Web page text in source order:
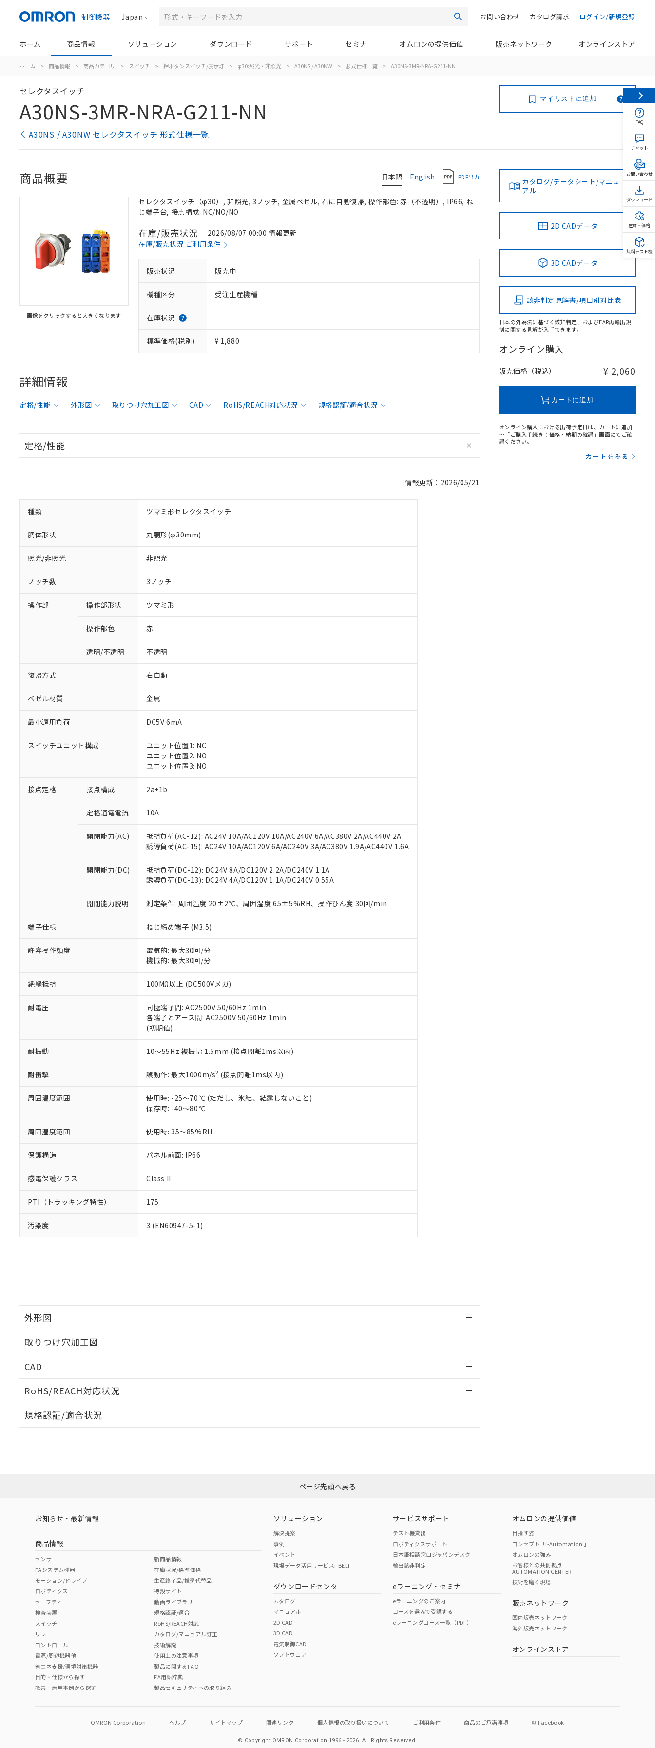
制御機器 Japan 検索 ログイン/新規登録
カタログ請求
お問い合わせ
ホーム 商品情報 ソリューション ダウンロード サポート セミナ オムロンの提供価値 販売ネットワーク オンラインストア
ホーム > 商品情報 > 商品カテゴリ > スイッチ > 押ボタンスイッチ/表示灯 > φ30:照光・非照光 > A30NS / A30NW > 形式仕様一覧 > A30NS-3MR-NRA-G211-NN
セレクタスイッチ
A30NS-3MR-NRA-G211-NN
A30NS / A30NW セレクタスイッチ 形式仕様一覧
マイリストに追加
日本語 English PDF出力
商品概要
画像をクリックすると大きくなります
セレクタスイッチ（φ30）, 非照光, 3ノッチ, 金属ベゼル, 右に自動復帰, 操作部色: 赤（不透明）, IP66, ね
じ端子台, 接点構成: NC/NO/NO
在庫/販売状況
2026/08/07 00:00 情報更新
在庫/販売状況 ご利用条件
販売状況 販売中
機種区分 受注生産機種
在庫状況
標準価格(税別) ¥ 1,880
詳細情報
定格/性能 外形図 取りつけ穴加工図 CAD RoHS/REACH対応状況 規格認証/適合状況
定格/性能
情報更新：2026/05/21
種類 ツマミ形セレクタスイッチ
胴体形状 丸胴形(φ30mm)
照光/非照光 非照光
ノッチ数 3ノッチ
操作部 操作部形状 ツマミ形
操作部色 赤
透明/不透明 不透明
復帰方式 右自動
ベゼル材質 金属
最小適用負荷 DC5V 6mA
スイッチユニット構成
ユニット位置1: NC
ユニット位置2: NO
ユニット位置3: NO
接点定格 接点構成 2a+1b
定格通電電流 10A
開閉能力(AC)
抵抗負荷(AC-12): AC24V 10A/AC120V 10A/AC240V 6A/AC380V 2A/AC440V 2A
誘導負荷(AC-15): AC24V 10A/AC120V 6A/AC240V 3A/AC380V 1.9A/AC440V 1.6A
開閉能力(DC)
抵抗負荷(DC-12): DC24V 8A/DC120V 2.2A/DC240V 1.1A
誘導負荷(DC-13): DC24V 4A/DC120V 1.1A/DC240V 0.55A
開閉能力説明 測定条件: 周囲温度 20±2℃、周囲湿度 65±5%RH、操作ひん度 30回/min
端子仕様 ねじ締め端子 (M3.5)
許容操作頻度
電気的: 最大30回/分
機械的: 最大30回/分
絶縁抵抗 100MΩ以上 (DC500Vメガ)
耐電圧
同極端子間: AC2500V 50/60Hz 1min
各端子とアース間: AC2500V 50/60Hz 1min
(初期値)
耐振動 10～55Hz 複振幅 1.5mm (接点開離1ms以内)
耐衝撃 誤動作: 最大1000m/s2 (接点開離1ms以内)
周囲温度範囲
使用時: -25～70℃ (ただし、氷結、結露しないこと)
保存時: -40～80℃
周囲湿度範囲 使用時: 35～85%RH
保護構造 パネル前面: IP66
感電保護クラス Class II
PTI（トラッキング特性） 175
汚染度 3 (EN60947-5-1)
外形図
取りつけ穴加工図
CAD
RoHS/REACH対応状況
EU RoHS 注意事項・凡例
ダウンロードはこちら
中国 RoHS 注意事項・凡例
中国 RoHS表
Pb Hg Cr(VI)
O O
"対応済み"や非含有の記載がされた商品であっても、流通在庫等で未対応品が混在する可能性があります。
非含有品が必要な際は、弊社営業部門もしくは販売店へお問い合わせください。
規格認証/適合状況
カタログ/データシート/マニュ
アル
2D CADデータ
3D CADデータ
該非判定見解書/項目別対比表
日本の外為法に基づく該非判定、およびEAR再輸出規
制に関する見解が入手できます。
オンライン購入
販売価格（税込） ¥ 2,060
カートに追加
オンライン購入における出荷予定日は、カートに追加
～「ご購入手続き：価格・納期の確認」画面にてご確
認ください。
カートをみる
ご利用条件
以下の条件をお読みいただき、同意のうえご利用ください。
本サービスは、当社制御機器事業取扱商品の当社在庫状況および標準価格(税抜)を提供させていただ
くものです。
当社制御機器事業取扱商品の中には、本サービスの対象外となる商品もあることをご了承ください。
のであり、閲覧された時点での実際の在庫および標準価格とは異なる場合があることをご了承くださ
い。
正式な納期状況および標準価格はお客様のお取引先、またはお客様担当のオムロン制御機器販売店・
当社販売員にご相談ください。
オムロン制御機器販売店や当社販売拠点は「販売ネットワーク
」をご確認ください。
在庫状況および標準価格結果を当社の事前の承諾なく第三者に漏洩または開示しないようお願いしま
マイパーツ機能（部品リスト作成サービス）をご利用いただくには、I-Webメンバーズにご登録され
ている必要があります。
お客様が当ウェブサイト上で当社にご登録された部品リストについて、当社および当社の共同利用者
さい。
※当社の共同利用者とは、"個人情報の共同利用に関して"
の「1.共同利用者の範囲」に記載されて
いる法人を指します。
※1 対応状況
対応済み：EU RoHS指令（10物質）の非含有に対応した製品が提供可能な商品です。
対応予定：EU RoHS指令（10物質）の非含有に対応した製品に切り替える予定のある商品です。
対応予定なし：EU RoHS指令（10物質）の非含有に非対応の商品で、対応品を出す予定はありません。
非該当品：ライセンス料など無形物で、有害物質有無と関係のない商品です。
仕入先様の事情により、非含有部品としていたものが、含有品と判明した場合などやむを得ず変更すること
があります。
*EU RoHS指令（10物質）：
鉛(Pb) 1000ppm以下、 水銀(Hg) 1000ppm以下、 カドミウム(Cd) 100ppm以下、
六価クロム(Cr(Ⅵ)) 1000ppm以下、ポリ臭化ビフェニル類(PBB) 1000ppm以下、ポリ臭化ジフェニルエーテル類(PBDE) 1000ppm以下、
但し、RoHS指令で産業用監視および制御機器に対する適用除外項目は除く。
フタル酸エステル類の４物質については閾値を超える意図的な使用がないことを確認しています。
※2 対応予定月
部品在庫の切り替え状況などにより、予定月が前後することがあります。
※3 非含有証明書ダウンロード
下記の非含有証明書をダウンロードすることができます。
EU RoHS指令（10物質）の非含有証明書
51物質の非含有証明書（当社基準）
※本証明書は発行日時点で非含有を証明するもので、過去に遡って非含有を証明するものではありません。
また、RoHS指令のフタル酸エステル類４物質の対応では、対応完了までの期間は出荷製品に未対応品が
混在することから備考欄に対応日を記載しておりました。
り割愛しております。
※1 中国RoHS○×表
「－」：未確認です。当社販売部門へお問い合わせください。
*中国RoHS10物質の基準値 (GB/T26572)：
Pb(鉛) :1000ppm、 Hg(水銀) : 1000ppm、 Cd(カドミウム) : 100ppm、
Cr(Ⅵ)(六価クロム) : 1000ppm、 PBBs(ポリ臭化ビフェニル類) : 1000ppm、 PBDEs(ポリ臭化ジフェニルエーテル類) : 1000ppm、
DBP(フタル酸ジブチル) : 1000ppm、 DIBP(フタル酸ジイソブチル) : 1000ppm、 BBP(フタル酸ブチルベンジル) : 1000ppm、
DEHP(フタル酸ビス(2-エチルヘキシル)) : 1000ppm
※2 環境保護使用期限
「ｅ」：有害物質（10物質）のすべてが基準値以下であることを示します。
「10」：通常の使用状況下において有害物質が外部に漏えいし、環境に深刻な影響を及ぼさない年数を意
味します。
当社は、これら貴社製品のうち、外国為替および外国貿易法に定める商品（以下｢規制貨物等」とい
う）を輸出または国外への提供する場合は、日本国政府の輸出許可(または役務取引許可)を取得する
当社は規制貨物を破棄する場合は、完全に破砕するなど、違法に輸出されないよう必要な手段を講じ
ます。
当社は貴社製品を、核兵器、ミサイル、化学兵器、生物兵器またはその他武器並びにこれらの製造装
当社は、貴社製品を第三者に販売する場合は、上記1、2および3の内容を当該第三者に通知します。
また当社は、販売先および販売に係わる関係者が違法に輸出するおそれがある場合は、取り引きをい
たしません。
記
号
説明
○ 一定数以上の在庫あり
△ 一定数には満たないが在庫あり
－
在庫なし(最新の在庫状況については、お客様のお取引先、またはお客様担当のオムロン制御
機器販売店・当社販売員にご確認ください)
空
白
受注生産機種、また在庫状況の情報を公開していない機種
ページ先頭へ戻る
お知らせ・最新情報
商品情報
センサ
FAシステム機器
モーション/ドライブ
ロボティクス
セーフティ
検査装置
スイッチ
リレー
コントロール
電源/周辺機器他
省エネ支援/環境対策機器
目的・仕様から探す
改善・活用事例から探す
新商品情報
在庫状況/標準価格
生産終了品/推奨代替品
特設サイト
動画ライブラリ
規格認証/適合
RoHS/REACH対応
カタログ/マニュアル訂正
技術解説
使用上の注意事項
製品に関するFAQ
FA用語辞典
製品セキュリティへの取り組み
ソリューション
解決提案
事例
イベント
現場データ活用サービスi-BELT
ダウンロードセンタ
カタログ
マニュアル
2D CAD
3D CAD
電気制御CAD
ソフトウェア
サービスサポート
テスト機貸出
ロボティクスサポート
日本語相談窓口ジャパンデスク
輸出該非判定
eラーニング・セミナ
eラーニングのご案内
コースを選んで受講する
eラーニングコース一覧（PDF）
オムロンの提供価値
目指す姿
コンセプト「i-Automation!」
オムロンの強み
お客様との共創拠点
AUTOMATION CENTER
技術を磨く現場
販売ネットワーク
国内販売ネットワーク
海外販売ネットワーク
オンラインストア
OMRON Corporation ヘルプ サイトマップ 関連リンク 個人情報の取り扱いについて ご利用条件 商品のご承諾事項 Facebook
© Copyright OMRON Corporation 1996 - 2026.All Rights Reserved.
FAQ
チャット
お問い合わせ
ダウンロード
在庫・価格
無料テスト機